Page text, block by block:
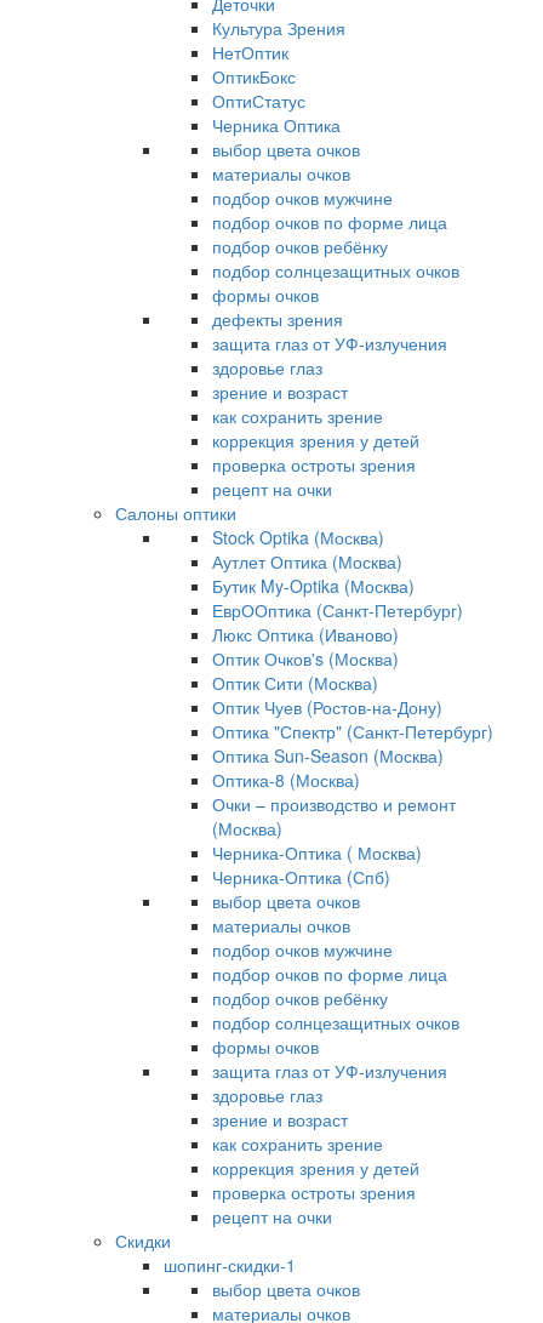
Культура Зрения
НетОптик
ОптикБокс
ОптиСтатус
Черника Оптика
выбор цвета очков
материалы очков
подбор очков мужчине
подбор очков по форме лица
подбор очков ребёнку
подбор солнцезащитных очков
формы очков
дефекты зрения
защита глаз от УФ-излучения
здоровье глаз
зрение и возраст
как сохранить зрение
коррекция зрения у детей
проверка остроты зрения
рецепт на очки
Салоны оптики
Stock Optika (Москва)
Аутлет Оптика (Москва)
Бутик My-Optika (Москва)
ЕврООптика (Санкт-Петербург)
Люкс Оптика (Иваново)
Оптик Очков's (Москва)
Оптик Сити (Москва)
Оптик Чуев (Ростов-на-Дону)
Оптика "Спектр" (Санкт-Петербург)
Оптика Sun-Season (Москва)
Оптика-8 (Москва)
Очки – производство и ремонт
(Москва)
Черника-Оптика ( Москва)
Черника-Оптика (Спб)
выбор цвета очков
материалы очков
подбор очков мужчине
подбор очков по форме лица
подбор очков ребёнку
подбор солнцезащитных очков
формы очков
защита глаз от УФ-излучения
здоровье глаз
зрение и возраст
как сохранить зрение
коррекция зрения у детей
проверка остроты зрения
рецепт на очки
Скидки
шопинг-скидки-1
выбор цвета очков
материалы очков